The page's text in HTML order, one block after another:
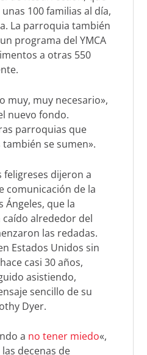
unas 100 familias al día,
La parroquia también
programa del YMCA
a otras 550
muy, muy necesario»,
nuevo fondo.
parroquias que
se sumen».
feligreses dijeron a
comunicación de la
Ángeles, que la
caído alrededor del
las redadas.
Estados Unidos sin
casi 30 años,
asistiendo,
sencillo de su
Dyer.
a no tener miedo«,
decenas de